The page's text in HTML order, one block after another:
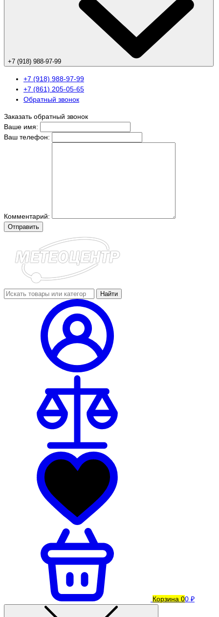
+7 (918) 988-97-99
+7 (918) 988-97-99
+7 (861) 205-05-65
Обратный звонок
Заказать обратный звонок
Ваше имя:
Ваш телефон:
Комментарий:
Отправить
Найти
Корзина 00 ₽